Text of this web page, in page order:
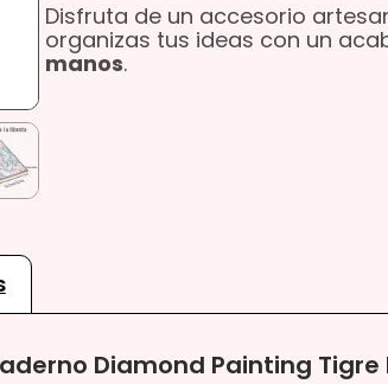
Disfruta de un accesorio
organizas tus ideas con un
manos.
Diamond Painting Tigre